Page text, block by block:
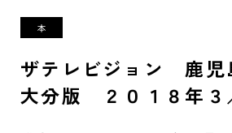
ザテレビジョン 鹿児
大分版 ２０１８年３